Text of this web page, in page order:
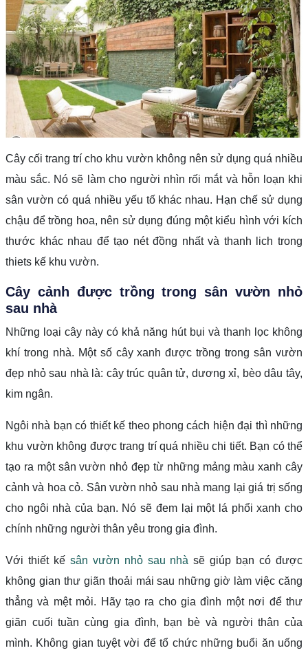
Cây cối trang trí cho khu vườn không nên sử dụng quá nhiều
màu sắc. Nó sẽ làm cho người nhìn rối mắt và hỗn loạn khi
sân vườn có quá nhiều yếu tố khác nhau. Hạn chế sử dụng
chậu để trồng hoa, nên sử dụng đúng một kiểu hình với kích
thước khác nhau để tạo nét đồng nhất và thanh lich trong
thiets kế khu vườn.
Cây cảnh được trồng trong sân vườn nhỏ
sau nhà
Những loại cây này có khả năng hút bụi và thanh lọc không
khí trong nhà. Một số cây xanh được trồng trong sân vườn
đẹp nhỏ sau nhà là: cây trúc quân tử, dương xỉ, bèo dâu tây,
kim ngân.
Ngôi nhà bạn có thiết kế theo phong cách hiện đại thì những
khu vườn không được trang trí quá nhiều chi tiết. Bạn có thể
tạo ra một sân vườn nhỏ đẹp từ những mảng màu xanh cây
cảnh và hoa cỏ. Sân vườn nhỏ sau nhà mang lại giá trị sống
cho ngôi nhà của bạn. Nó sẽ đem lại một lá phổi xanh cho
chính những người thân yêu trong gia đình.
Với thiết kế sân vườn nhỏ sau nhà sẽ giúp bạn có được
không gian thư giãn thoải mái sau những giờ làm việc căng
thẳng và mệt mỏi. Hãy tạo ra cho gia đình một nơi để thư
giãn cuối tuần cùng gia đình, bạn bè và người thân của
mình. Không gian tuyệt vời để tổ chức những buổi ăn uống